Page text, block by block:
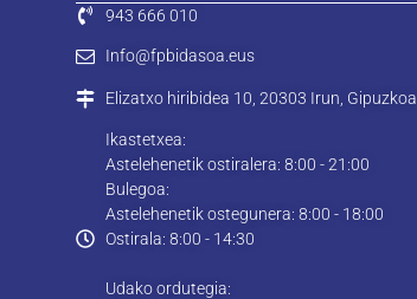
943 666 010
Info@fpbidasoa.eus
Elizatxo hiribidea 10, 20303 Irun, Gipuzkoa
Ikastetxea:
Astelehenetik ostiralera: 8:00 - 21:00
Bulegoa:
Astelehenetik ostegunera: 8:00 - 18:00
Ostirala: 8:00 - 14:30
Udako ordutegia: